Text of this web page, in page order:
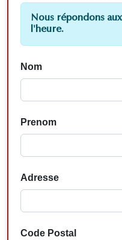
Nous répondons
l'heure.
Nom
Prenom
Adresse
Code Postal